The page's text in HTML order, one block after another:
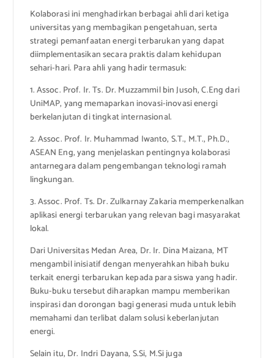
Kolaborasi ini menghadirkan berbagai ahli dari ketiga
universitas yang membagikan pengetahuan, serta
strategi pemanfaatan energi terbarukan yang dapat
diimplementasikan secara praktis dalam kehidupan
sehari-hari. Para ahli yang hadir termasuk:
1. Assoc. Prof. Ir. Ts. Dr. Muzzammil bin Jusoh, C.Eng dari
UniMAP, yang memaparkan inovasi-inovasi energi
berkelanjutan di tingkat internasional.
2. Assoc. Prof. Ir. Muhammad Iwanto, S.T., M.T., Ph.D.,
ASEAN Eng, yang menjelaskan pentingnya kolaborasi
antarnegara dalam pengembangan teknologi ramah
lingkungan.
3. Assoc. Prof. Ts. Dr. Zulkarnay Zakaria memperkenalkan
aplikasi energi terbarukan yang relevan bagi masyarakat
lokal.
Dari Universitas Medan Area, Dr. Ir. Dina Maizana, MT
mengambil inisiatif dengan menyerahkan hibah buku
terkait energi terbarukan kepada para siswa yang hadir.
Buku-buku tersebut diharapkan mampu memberikan
inspirasi dan dorongan bagi generasi muda untuk lebih
memahami dan terlibat dalam solusi keberlanjutan
energi.
Selain itu, Dr. Indri Dayana, S.Si, M.Si juga